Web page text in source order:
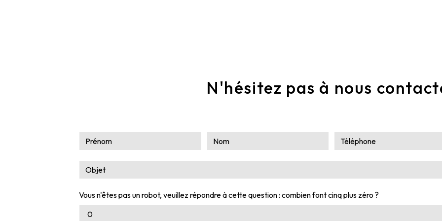
N'hésitez pas à nous
Vous n'êtes pas un robot, veuillez répondre à cette question : combien font cinq plus zéro ?